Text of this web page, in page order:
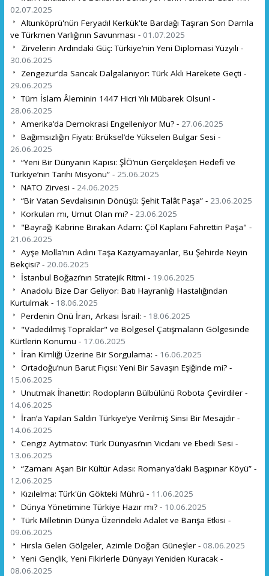
02.07.2025
Altunköprü'nün Feryadı! Kerkük'te Bardağı Taşıran Son Damla
ve Türkmen Varlığının Savunması - 01.07.2025
Zirvelerin Ardındaki Güç: Türkiye’nin Yeni Diplomasi Yüzyılı -
30.06.2025
Zengezur’da Sancak Dalgalanıyor: Türk Aklı Harekete Geçti -
29.06.2025
Tüm İslam Âleminin 1447 Hicri Yılı Mübarek Olsun! -
28.06.2025
Amerika’da Demokrasi Engelleniyor Mu? - 27.06.2025
Bağımsızlığın Fiyatı: Brüksel’de Yükselen Bulgar Sesi -
26.06.2025
“Yeni Bir Dünyanın Kapısı: ŞİÖ’nün Gerçekleşen Hedefi ve
Türkiye’nin Tarihi Misyonu” - 25.06.2025
NATO Zirvesi - 24.06.2025
“Bir Vatan Sevdalısının Dönüşü: Şehit Talât Paşa” - 23.06.2025
Korkulan mı, Umut Olan mı? - 23.06.2025
"Bayrağı Kabrine Bırakan Adam: Çöl Kaplanı Fahrettin Paşa" -
21.06.2025
Ayşe Molla’nın Adını Taşa Kazıyamayanlar, Bu Şehirde Neyin
Bekçisi? - 20.06.2025
İstanbul Boğazı’nın Stratejik Ritmi - 19.06.2025
Anadolu Bize Dar Geliyor: Batı Hayranlığı Hastalığından
Kurtulmak - 18.06.2025
Perdenin Önü İran, Arkası İsrail: - 18.06.2025
"Vadedilmiş Topraklar" ve Bölgesel Çatışmaların Gölgesinde
Kürtlerin Konumu - 17.06.2025
İran Kimliği Üzerine Bir Sorgulama: - 16.06.2025
Ortadoğu’nun Barut Fıçısı: Yeni Bir Savaşın Eşiğinde mi? -
15.06.2025
Unutmak İhanettir: Rodopların Bülbülünü Robota Çevirdiler -
14.06.2025
İran’a Yapılan Saldırı Türkiye’ye Verilmiş Sinsi Bir Mesajdır -
14.06.2025
Cengiz Aytmatov: Türk Dünyası’nın Vicdanı ve Ebedi Sesi -
13.06.2025
“Zamanı Aşan Bir Kültür Adası: Romanya’daki Başpınar Köyü” -
12.06.2025
Kızılelma: Türk'ün Gökteki Mührü - 11.06.2025
Dünya Yönetimine Türkiye Hazır mı? - 10.06.2025
Türk Milletinin Dünya Üzerindeki Adalet ve Barışa Etkisi -
09.06.2025
Hırsla Gelen Gölgeler, Azimle Doğan Güneşler - 08.06.2025
Yeni Gençlik, Yeni Fikirlerle Dünyayı Yeniden Kuracak -
08.06.2025